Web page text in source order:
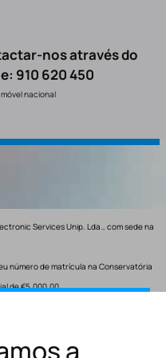
nos através do
910 620 450
nacional
Services Unip. Lda., com sede na
número de matrícula na Conservatória
de €5.000,00.
de Arbitragem de Conflitos de
a